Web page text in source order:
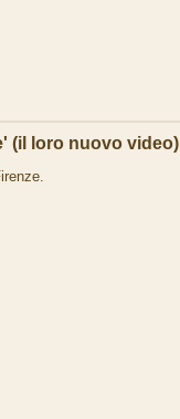
(il loro nuovo video)